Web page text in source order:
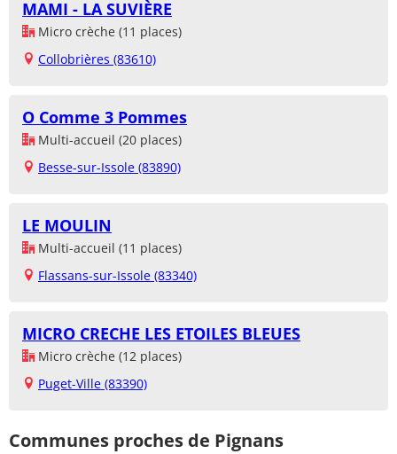
MAMI - LA SUVIÈRE
Micro crèche (11 places)
Collobrières (83610)
O Comme 3 Pommes
Multi-accueil (20 places)
Besse-sur-Issole (83890)
LE MOULIN
Multi-accueil (11 places)
Flassans-sur-Issole (83340)
MICRO CRECHE LES ETOILES BLEUES
Micro crèche (12 places)
Puget-Ville (83390)
Communes proches de Pignans